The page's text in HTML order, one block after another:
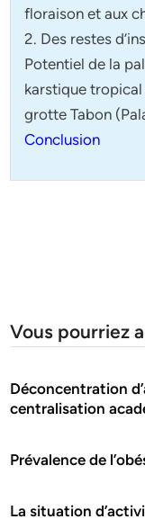
floraison et aux
2. Des restes
Potentiel de la
karstique tropical
grotte Tabon
Conclusion
Vous pourriez
Déconcentration
centralisation
Prévalence de
La situation